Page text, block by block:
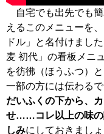
自宅でも出先でも
えるこのメニューを
ドル」と名付けまし
麦 初代」の看板メニ
を彷彿（ほうふつ）
一部の方には伝わるで
だいふくの下から、
せ……コレ以上の味の
しみにしておきまし